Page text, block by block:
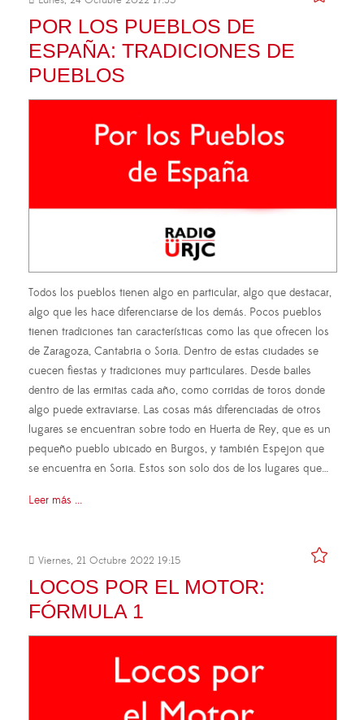
POR LOS PUEBLOS DE
ESPAÑA: TRADICIONES DE
PUEBLOS
Todos los pueblos tienen algo en particular, algo que destacar,
algo que les hace diferenciarse de los demás. Pocos pueblos
tienen tradiciones tan características como las que ofrecen los
de Zaragoza, Cantabria o Soria. Dentro de estas ciudades se
cuecen fiestas y tradiciones muy particulares. Desde bailes
dentro de las ermitas cada año, como corridas de toros donde
algo puede extraviarse. Las cosas más diferenciadas de otros
lugares se encuentran sobre todo en Huerta de Rey, que es un
pequeño pueblo ubicado en Burgos, y también Espejon que
se encuentra en Soria. Estos son solo dos de los lugares que…
Leer más ...
Viernes, 21 Octubre 2022 19:15
LOCOS POR EL MOTOR:
FÓRMULA 1